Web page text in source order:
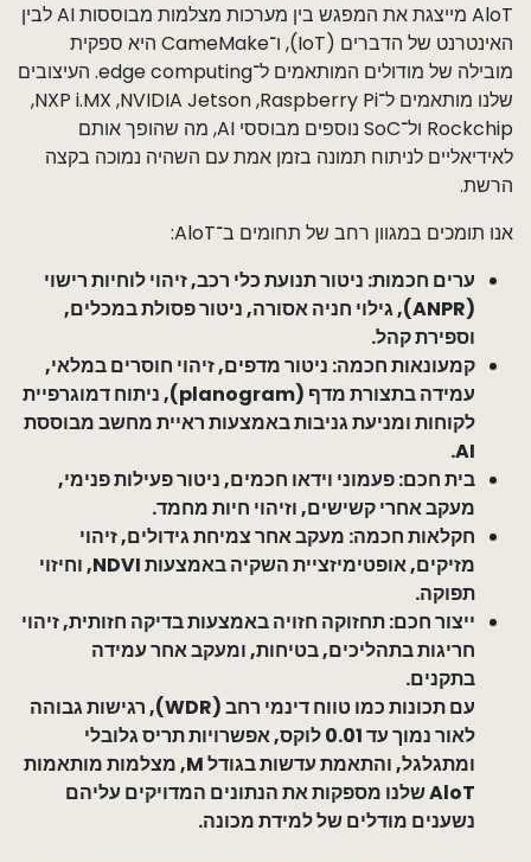
AloT מייצגת את המפגש בין מערכות מצלמות מבוססות AI לבין
האינטרנט של הדברים (IoT), ו־CameMake היא ספקית
מובילה של מודולים המותאמים ל־edge computing. העיצובים
שלנו מותאמים ל־Raspberry Pi, ‏NVIDIA Jetson, ‏NXP i.MX,
‏Rockchip ול־SoC נוספים מבוססי AI, מה שהופך אותם
לאידיאליים לניתוח תמונה בזמן אמת עם השהיה נמוכה בקצה
הרשת.
אנו תומכים במגוון רחב של תחומים ב־AloT:
ערים חכמות: ניטור תנועת כלי רכב, זיהוי לוחיות רישוי
(ANPR), גילוי חניה אסורה, ניטור פסולת במכלים,
וספירת קהל.
קמעונאות חכמה: ניטור מדפים, זיהוי חוסרים במלאי,
עמידה בתצורת מדף (planogram), ניתוח דמוגרפיית
לקוחות ומניעת גניבות באמצעות ראיית מחשב מבוססת
AI.
בית חכם: פעמוני וידאו חכמים, ניטור פעילות פנימי,
מעקב אחרי קשישים, וזיהוי חיות מחמד.
חקלאות חכמה: מעקב אחר צמיחת גידולים, זיהוי
מזיקים, אופטימיזציית השקיה באמצעות NDVI, וחיזוי
תפוקה.
ייצור חכם: תחזוקה חזויה באמצעות בדיקה חזותית, זיהוי
חריגות בתהליכים, בטיחות, ומעקב אחר עמידה
בתקנים.
עם תכונות כמו טווח דינמי רחב (WDR), רגישות גבוהה
לאור נמוך עד 0.01 לוקס, אפשרויות תריס גלובלי
ומתגלגל, והתאמת עדשות בגודל M, מצלמות מותאמות
AloT שלנו מספקות את הנתונים המדויקים עליהם
נשענים מודלים של למידת מכונה.